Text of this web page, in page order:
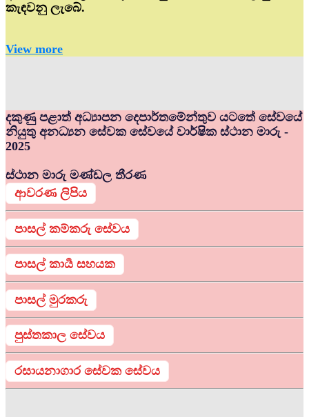
කැඳවනු ලැබේ.
View more
දකුණු පළාත් අධ්‍යාපන දෙපාර්තමේන්තුව යටතේ සේවයේ
නියුතු අනධ්‍යන සේවක සේවයේ වාර්ෂික ස්ථාන මාරු -
2025
ස්ථාන මාරු මණ්ඩල තීරණ
ආවරණ ලිපිය
පාසල් කම්කරු සේවය
පාසල් කාර්‍ය සහයක
පාසල් මුරකරු
පුස්තකාල සේවය
රසායනාගාර සේවක සේවය